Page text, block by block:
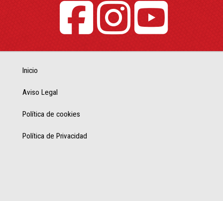
Inicio
Aviso Legal
Política de cookies
Política de Privacidad